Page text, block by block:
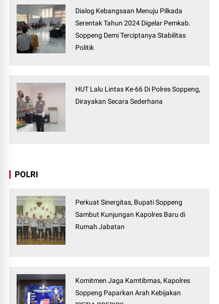
Dialog Kebangsaan Menuju Pilkada
Serentak Tahun 2024 Digelar Pemkab.
Soppeng Demi Terciptanya Stabilitas
Politik
HUT Lalu Lintas Ke-66 Di Polres Soppeng,
Dirayakan Secara Sederhana
POLRI
Perkuat Sinergitas, Bupati Soppeng
Sambut Kunjungan Kapolres Baru di
Rumah Jabatan
Komitmen Jaga Kamtibmas, Kapolres
Soppeng Paparkan Arah Kebijakan